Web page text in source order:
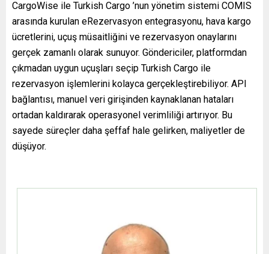
CargoWise ile Turkish Cargo ’nun yönetim sistemi COMIS
arasında kurulan eRezervasyon entegrasyonu, hava kargo
ücretlerini, uçuş müsaitliğini ve rezervasyon onaylarını
gerçek zamanlı olarak sunuyor. Göndericiler, platformdan
çıkmadan uygun uçuşları seçip Turkish Cargo ile
rezervasyon işlemlerini kolayca gerçekleştirebiliyor. API
bağlantısı, manuel veri girişinden kaynaklanan hataları
ortadan kaldırarak operasyonel verimliliği artırıyor. Bu
sayede süreçler daha şeffaf hale gelirken, maliyetler de
düşüyor.